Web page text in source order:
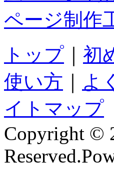
トップ 初
使い方
よ
イトマップ
Copyright ©